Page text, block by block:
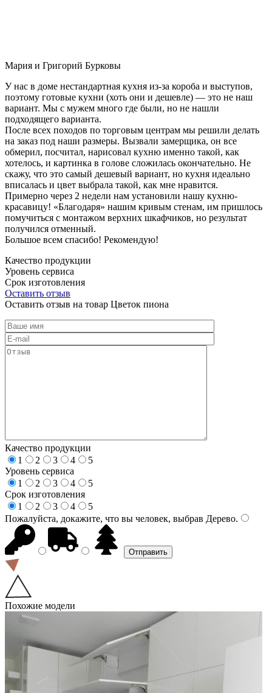
Мария и Григорий Бурковы
У нас в доме нестандартная кухня из-за короба и выступов,
поэтому готовые кухни (хоть они и дешевле) — это не наш
вариант. Мы с мужем много где были, но не нашли
подходящего варианта.
После всех походов по торговым центрам мы решили делать
на заказ под наши размеры. Вызвали замерщика, он все
обмерил, посчитал, нарисовал кухню именно такой, как
хотелось, и картинка в голове сложилась окончательно. Не
скажу, что это самый дешевый вариант, но кухня идеально
вписалась и цвет выбрала такой, как мне нравится.
Примерно через 2 недели нам установили нашу кухню-
красавицу! «Благодаря» нашим кривым стенам, им пришлось
помучиться с монтажом верхних шкафчиков, но результат
получился отменный.
Большое всем спасибо! Рекомендую!
Качество продукции
Уровень сервиса
Срок изготовления
Оставить отзыв
Оставить отзыв на товар Цветок пиона
Качество продукции
1
2 3 4
5
Уровень сервиса
1
2 3 4
5
Срок изготовления
1
2 3 4
5
Пожалуйста, докажите, что вы человек, выбрав Дерево.
Похожие модели